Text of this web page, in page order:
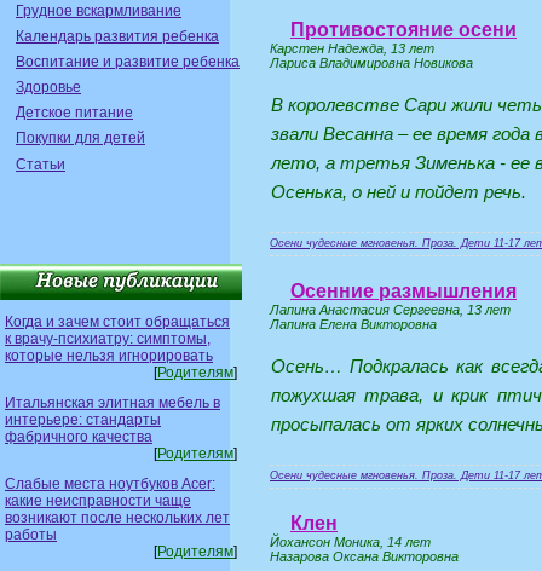
Грудное вскармливание
Календарь развития ребенка
Воспитание и развитие ребенка
Здоровье
Детское питание
Покупки для детей
Статьи
Когда и зачем стоит обращаться
к врачу-психиатру: симптомы,
которые нельзя игнорировать
[Родителям]
Итальянская элитная мебель в
интерьере: стандарты
фабричного качества
[Родителям]
Слабые места ноутбуков Acer:
какие неисправности чаще
возникают после нескольких лет
работы
[Родителям]
Противостояние осени
Карстен Надежда, 13 лет
Лариса Владимировна Новикова
В королевстве Сари жили
звали Весанна – ее время
лето, а третья Зименька - ее
Осенька, о ней и пойдет речь.
Осени чудесные мгновенья. Проза. Дети 11-17
Осенние размышления
Лапина Анастасия Сергеевна, 13 лет
Лапина Елена Викторовна
Осень… Подкралась как
пожухшая трава, и крик
просыпалась от ярких
Осени чудесные мгновенья. Проза. Дети 11-17
Клен
Йохансон Моника, 14 лет
Назарова Оксана Викторовна